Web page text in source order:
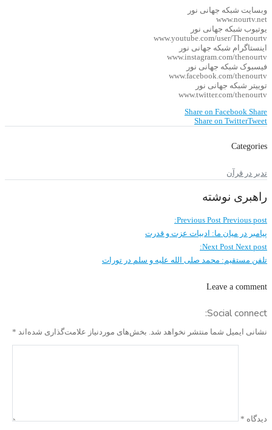
وبسایت شبکه جهانی نور
www.nourtv.net
یوتیوب شبکه جهانی نور
www.youtube.com/user/Thenourtv
اینستاگرام شبکه جهانی نور
www.instagram.com/thenourtv
فیسبوک شبکه جهانی نور
www.facebook.com/thenourtv
توییتر شبکه جهانی نور
www.twitter.com/thenourtv
Share on Facebook Share
Share on TwitterTweet
Categories
تدبر در قرآن
راهبری نوشته
Previous Post Previous post:
پیامبر در میان ما: ادبیات عزت و قدرت
Next Post Next post:
تلفن مستقیم: محمد صلی الله علیه و سلم در تورات
Leave a comment
Social connect:
نشانی ایمیل شما منتشر نخواهد شد. بخش‌های موردنیاز علامت‌گذاری شده‌اند *
دیدگاه *